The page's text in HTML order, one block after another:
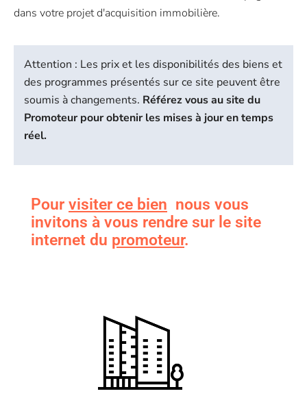
dans votre projet d'acquisition immobilière.
Attention : Les prix et les disponibilités des biens et
des programmes présentés sur ce site peuvent être
soumis à changements. Référez vous au site du
Promoteur pour obtenir les mises à jour en temps
réel.
Pour visiter ce bien nous vous
invitons à vous rendre sur le site
internet du promoteur.